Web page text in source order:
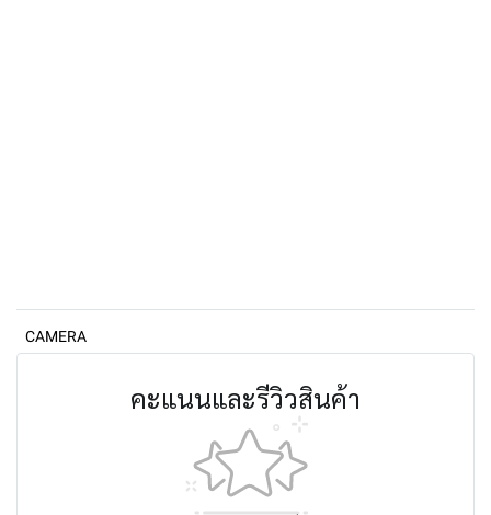
CAMERA
คะแนนและรีวิวสินค้า